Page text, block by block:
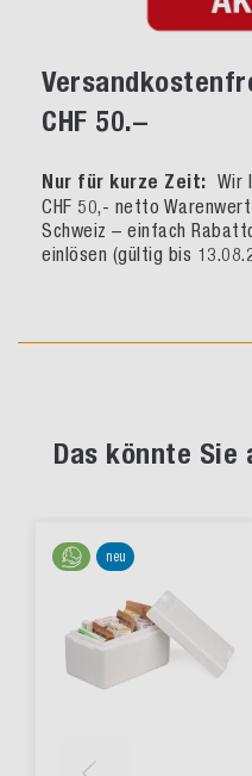
CHF 50.–
Nur für kurze Zeit: Wir
CHF 50,- netto
Schweiz – einfach
einlösen (gültig bis
Das könnte
neu